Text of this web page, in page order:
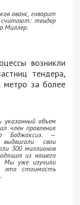
аванс, говорит
тендер
Миллер.
возникли
тендера,
метро за более
указанный объем
член правления
Баджаксиз. —
свои
300 миллионов
из нашего
Мы уже изучили
эта стоимость